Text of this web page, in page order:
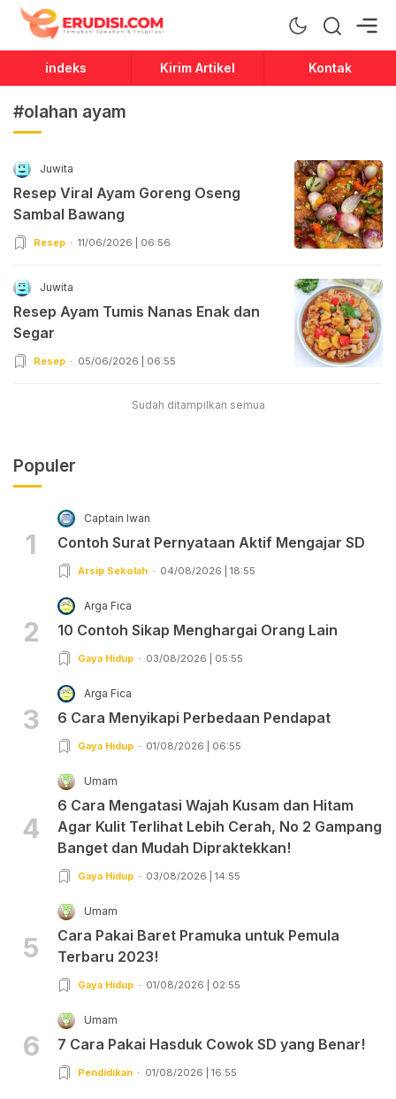
Erudisi
Temukan Jawaban dan Inspirasi
indeks Kirim Artikel Kontak
#olahan ayam
Juwita
Resep Viral Ayam Goreng Oseng
Sambal Bawang
Resep 11/06/2026 | 06:56
Juwita
Resep Ayam Tumis Nanas Enak dan
Segar
Resep 05/06/2026 | 06:55
Sudah ditampilkan semua
Populer
1
Captain Iwan
Contoh Surat Pernyataan Aktif Mengajar SD
Arsip Sekolah 04/08/2026 | 18:55
2
Arga Fica
10 Contoh Sikap Menghargai Orang Lain
Gaya Hidup 03/08/2026 | 05:55
3
Arga Fica
6 Cara Menyikapi Perbedaan Pendapat
Gaya Hidup 01/08/2026 | 06:55
4
Umam
6 Cara Mengatasi Wajah Kusam dan Hitam
Agar Kulit Terlihat Lebih Cerah, No 2 Gampang
Banget dan Mudah Dipraktekkan!
Gaya Hidup 03/08/2026 | 14:55
5
Umam
Cara Pakai Baret Pramuka untuk Pemula
Terbaru 2023!
Gaya Hidup 01/08/2026 | 02:55
6
Umam
7 Cara Pakai Hasduk Cowok SD yang Benar!
Pendidikan 01/08/2026 | 16:55